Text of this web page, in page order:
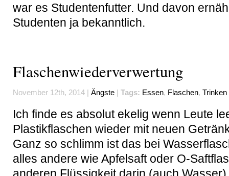
war es Studentenfutter. Und davon
Studenten ja bekanntlich.
Flaschenwiederverwertung
November 12th, 2014 | Ängste | Tags: Essen, Flaschen, Trinken
Ich finde es absolut ekelig wenn Leute
Plastikflaschen wieder mit neuen
Ganz so schlimm ist das bei
alles andere wie Apfelsaft oder O-